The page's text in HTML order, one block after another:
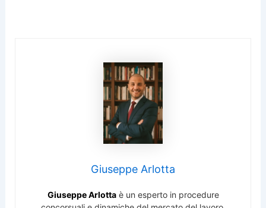
Giuseppe Arlotta
Giuseppe Arlottaè un esperto in procedure